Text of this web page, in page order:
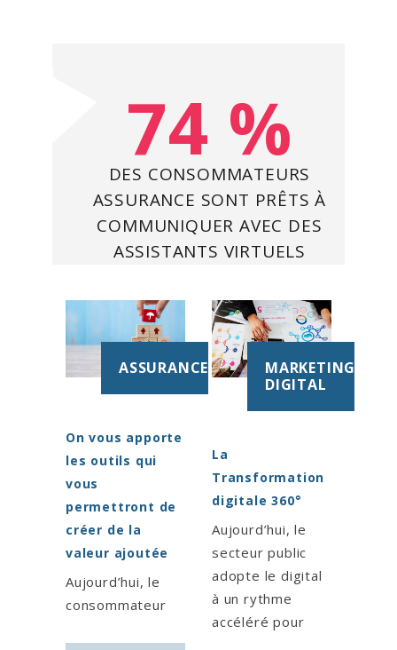
74 %
DES CONSOMMATEURS
ASSURANCE SONT PRÊTS À
COMMUNIQUER AVEC DES
ASSISTANTS VIRTUELS
ASSURANCE
On vous apporte
les outils qui
vous
permettront de
créer de la
valeur ajoutée
Aujourd’hui, le
consommateur
MARKETING
DIGITAL
La
Transformation
digitale 360°
Aujourd’hui, le
secteur public
adopte le digital
à un rythme
accéléré pour